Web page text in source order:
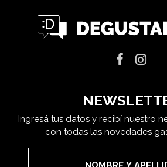
Ingresá tus datos y recibí nuestro
con todas las novedades